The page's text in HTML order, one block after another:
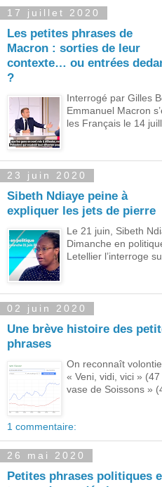
17 juillet 2020
Les petites phrases de
Macron : sorties de leur
contexte… ou entrées
?
Interrogé par Gilles
Emmanuel Macron
les Français le 14
23 juin 2020
Sibeth Ndiaye peine à
expliquer les jets de pierre
Le 21 juin, Sibeth
Dimanche en
Letellier l’interroge
02 juin 2020
Une brève histoire des
phrases
On reconnaît
« Veni, vidi, vici »
vase de Soissons »
1 commentaire:
26 mai 2020
Petites phrases politiques